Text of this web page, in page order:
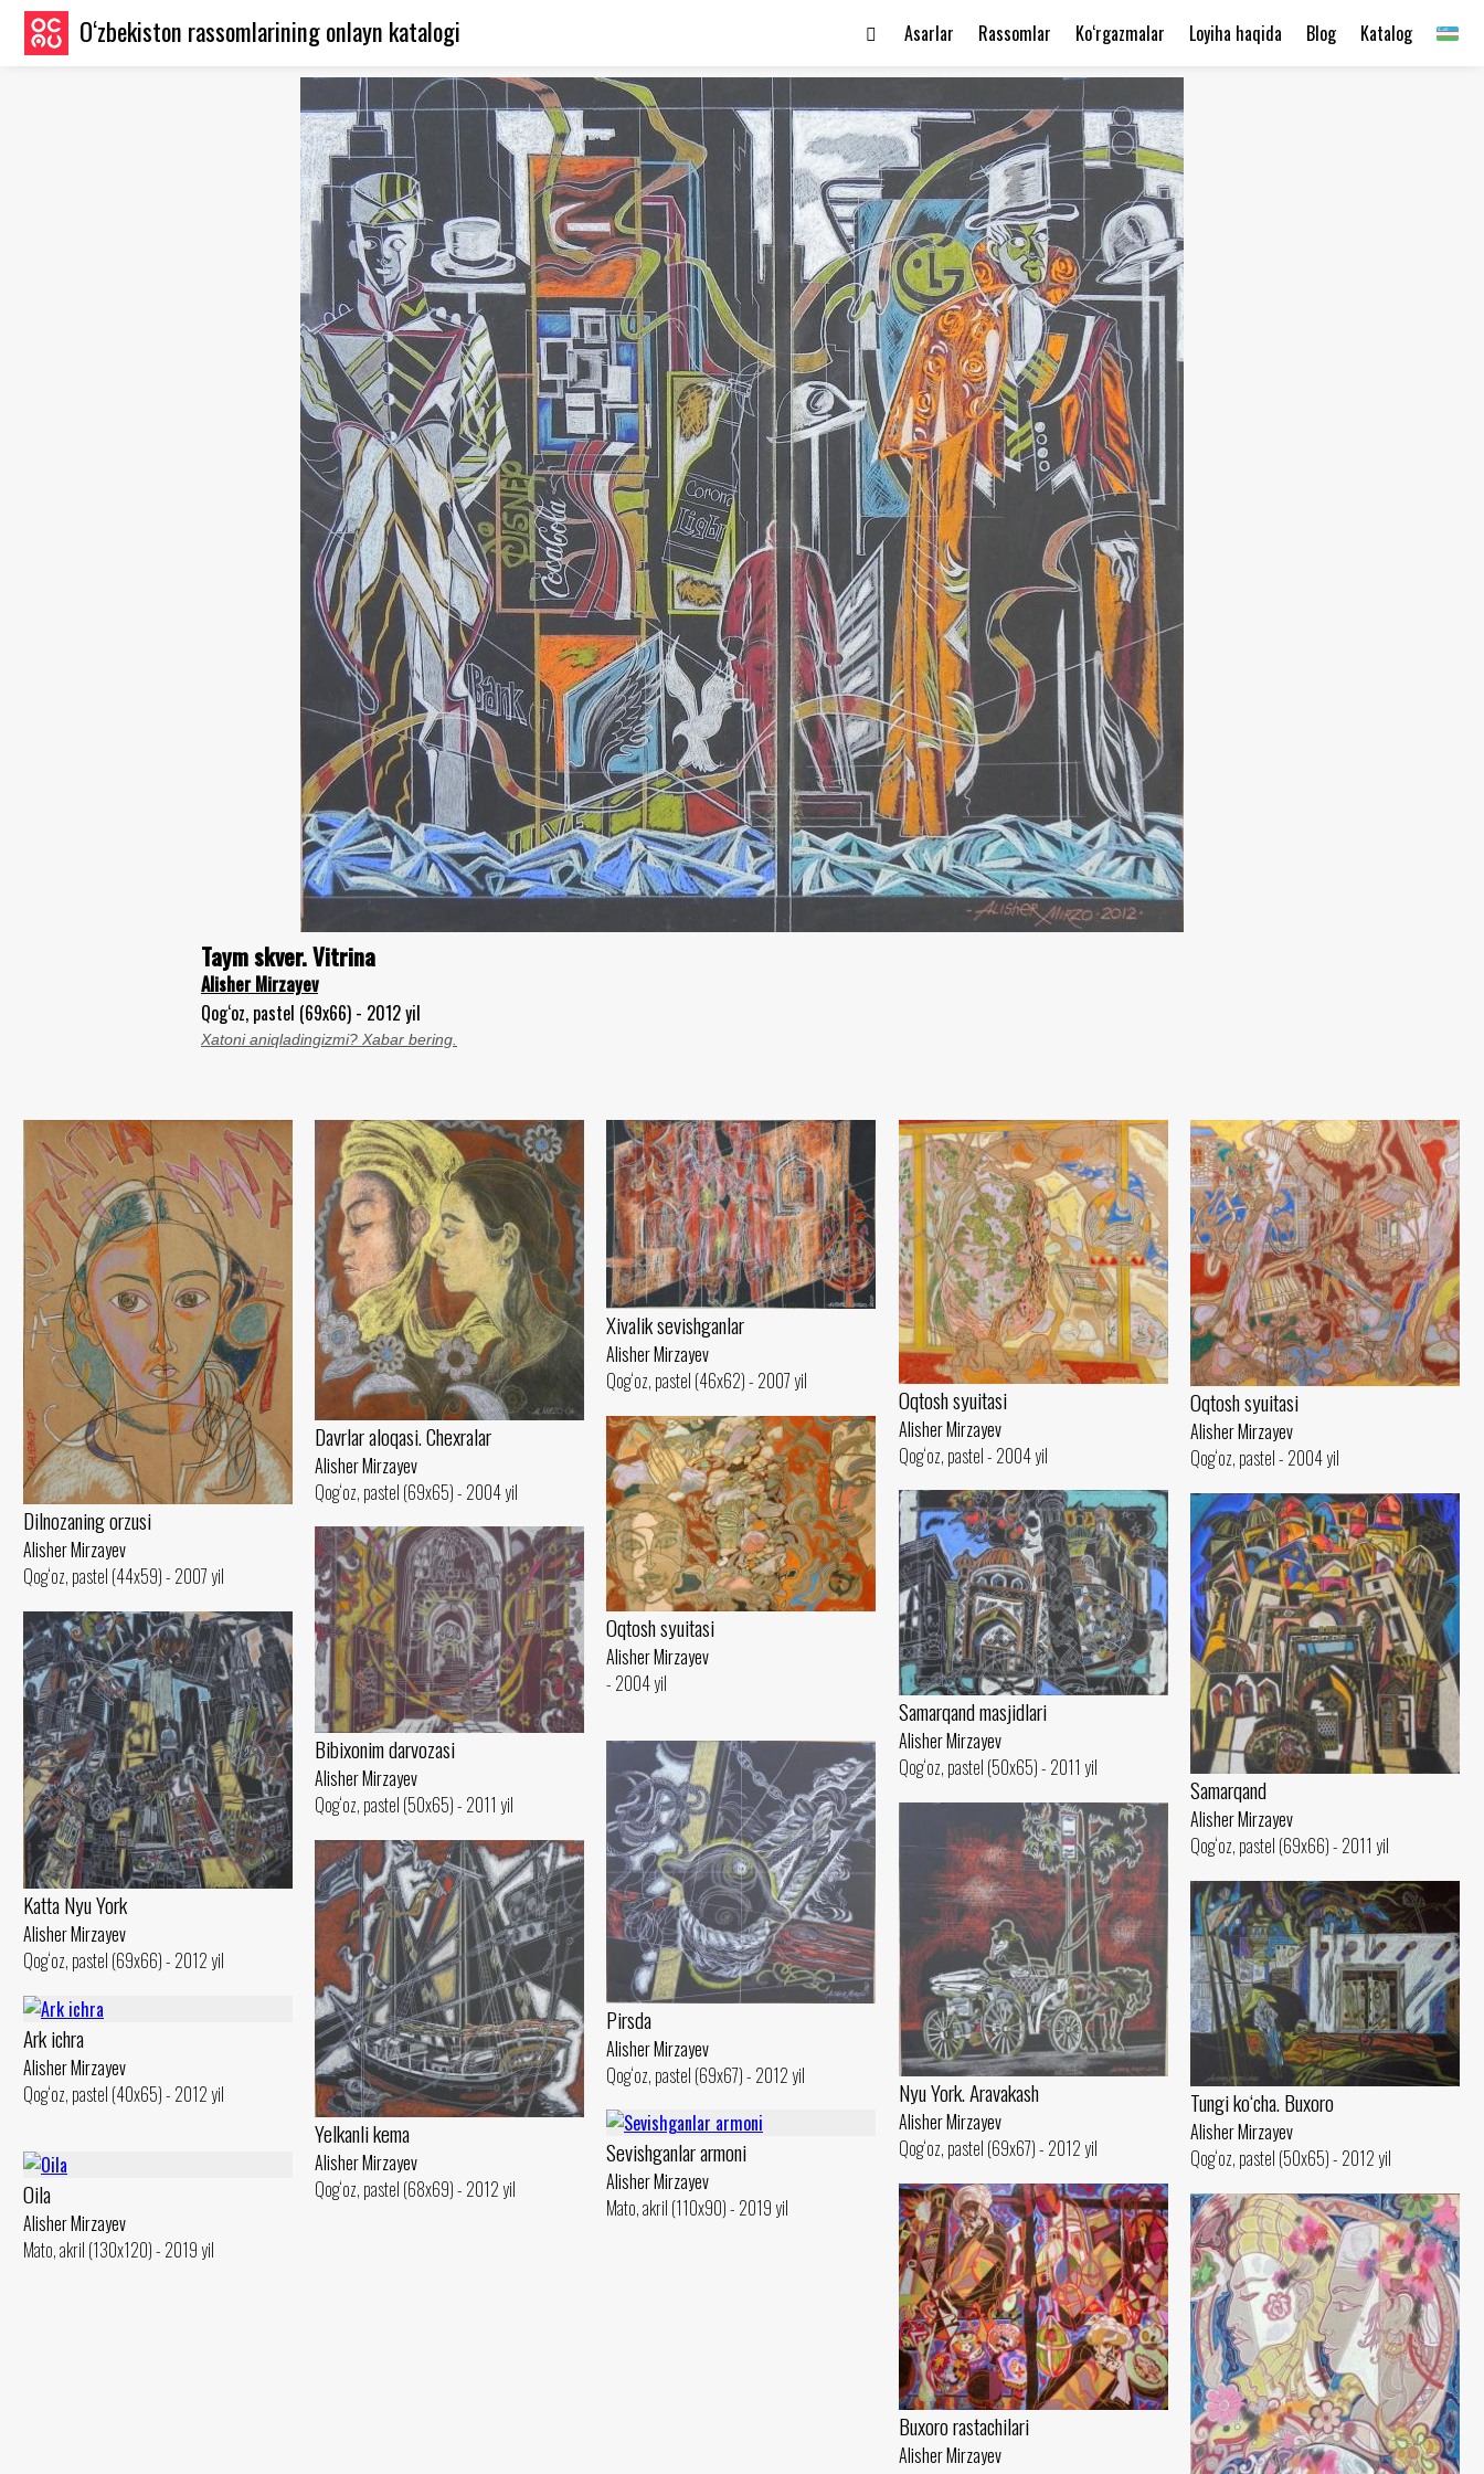
O‘zbekiston rassomlarining onlayn katalogi Katalog
Blog
Loyiha haqida
Ko‘rgazmalar
Rassomlar
Asarlar
Taym skver. Vitrina
Alisher Mirzayev
Qog‘oz, pastel (69x66) - 2012 yil
Xatoni aniqladingizmi? Xabar bering.
Dilnozaning orzusi
Alisher Mirzayev
Qog‘oz, pastel (44x59) - 2007 yil
Davrlar aloqasi. Chexralar
Alisher Mirzayev
Qog‘oz, pastel (69x65) - 2004 yil
Xivalik sevishganlar
Alisher Mirzayev
Qog‘oz, pastel (46x62) - 2007 yil
Oqtosh syuitasi
Alisher Mirzayev
Qog‘oz, pastel - 2004 yil
Oqtosh syuitasi
Alisher Mirzayev
Qog‘oz, pastel - 2004 yil
Oqtosh syuitasi
Alisher Mirzayev
- 2004 yil
Samarqand masjidlari
Alisher Mirzayev
Qog‘oz, pastel (50x65) - 2011 yil
Samarqand
Alisher Mirzayev
Qog‘oz, pastel (69x66) - 2011 yil
Bibixonim darvozasi
Alisher Mirzayev
Qog‘oz, pastel (50x65) - 2011 yil
Katta Nyu York
Alisher Mirzayev
Qog‘oz, pastel (69x66) - 2012 yil
Pirsda
Alisher Mirzayev
Qog‘oz, pastel (69x67) - 2012 yil
Nyu York. Aravakash
Alisher Mirzayev
Qog‘oz, pastel (69x67) - 2012 yil
Yelkanli kema
Alisher Mirzayev
Qog‘oz, pastel (68x69) - 2012 yil
Tungi ko‘cha. Buxoro
Alisher Mirzayev
Qog‘oz, pastel (50x65) - 2012 yil
Ark ichra
Alisher Mirzayev
Qog‘oz, pastel (40x65) - 2012 yil
Sevishganlar armoni
Alisher Mirzayev
Mato, akril (110x90) - 2019 yil
Oila
Alisher Mirzayev
Mato, akril (130x120) - 2019 yil
Buxoro rastachilari
Alisher Mirzayev